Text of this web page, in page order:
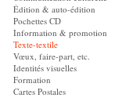
Édition & auto-édition
Pochettes CD
Information & promotion
Texte-textile
Vœux, faire-part, etc.
Identités visuelles
Formation
Cartes Postales